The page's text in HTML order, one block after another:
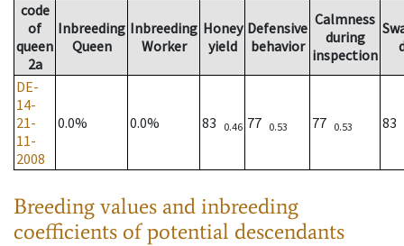
code
of
queen
2a
Inbreeding
Queen
Inbreeding
Worker
Honey
yield
Defensive
behavior
Calmness
during
inspection
DE-
14-
21-
11-
2008
0.0% 0.0% 83 0.46 77 0.53 77 0.53 83
Breeding values and inbreeding
coefficients of potential descendants